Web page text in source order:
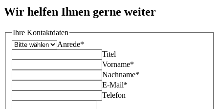
Wir helfen Ihnen gerne weiter
Ihre Kontaktdaten
Anrede*
Titel
Vorname*
Nachname*
E-Mail*
Telefon